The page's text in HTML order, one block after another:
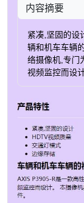
内容摘要
紧凑,坚固的设
辆和机车车辆
络摄像机,专门
视频监控而设
性。 镜头范围
为87°。
支持HDTV
变化做出快速
式有助于更好
扫描的使用还
器有助于验证
或特定的客户